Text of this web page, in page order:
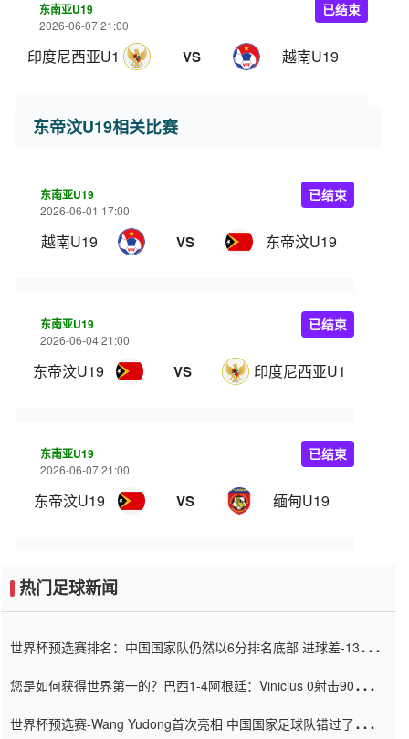
东南亚U19
2026-06-07 21:00
印度尼西亚U19 VS 越南U19
已结束
东帝汶U19相关比赛
东南亚U19
2026-06-01 17:00
越南U19 VS 东帝汶U19
已结束
东南亚U19
2026-06-04 21:00
东帝汶U19 VS 印度尼西亚U19
已结束
东南亚U19
2026-06-07 21:00
东帝汶U19 VS 缅甸U19
已结束
热门足球新闻
世界杯预选赛排名：中国国家队仍然以6分排名底部 进球差-13令人
您是如何获得世界第一的？巴西1-4阿根廷：Vinicius 0射击90分钟
世界杯预选赛-Wang Yudong首次亮相 中国国家足球队错过了世界